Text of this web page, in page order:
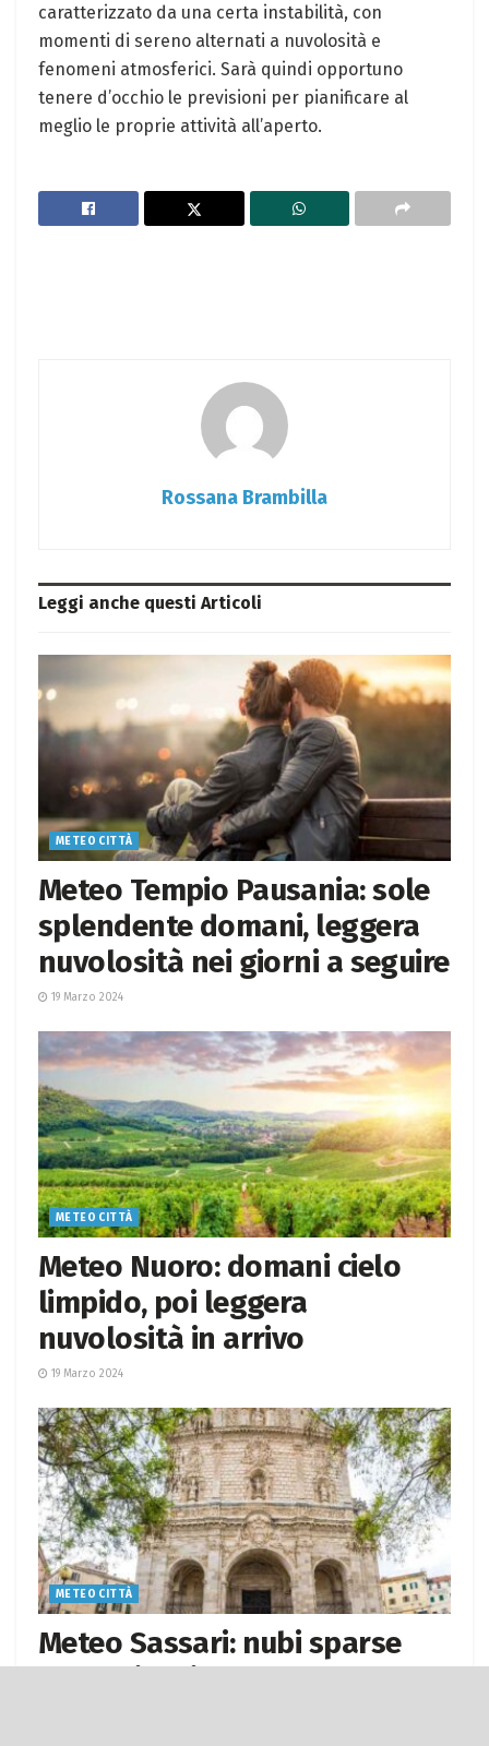
caratterizzato da una certa instabilità, con
momenti di sereno alternati a nuvolosità e
fenomeni atmosferici. Sarà quindi opportuno
tenere d’occhio le previsioni per pianificare al
meglio le proprie attività all’aperto.
Rossana Brambilla
Leggi anche questi Articoli
METEO CITTÀ
Meteo Tempio Pausania: sole
splendente domani, leggera
nuvolosità nei giorni a seguire
19 Marzo 2024
METEO CITTÀ
Meteo Nuoro: domani cielo
limpido, poi leggera
nuvolosità in arrivo
19 Marzo 2024
METEO CITTÀ
Meteo Sassari: nubi sparse
domani, poi sole splendente